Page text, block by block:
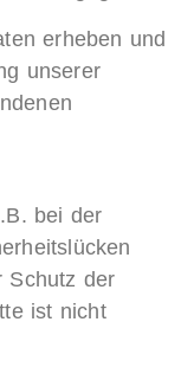
erheben und
unserer
bei der
Schutz der
ist nicht